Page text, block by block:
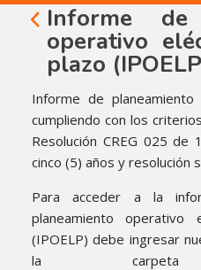
Informe de
operativo
plazo
Informe de
cumpliendo con los
Resolución CREG 025
cinco (5) años y resolución
Para acceder a la
planeamiento
(IPOELP) debe ingresar
la